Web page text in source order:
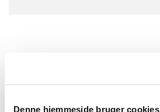
Denne hjemmeside bruger cookies